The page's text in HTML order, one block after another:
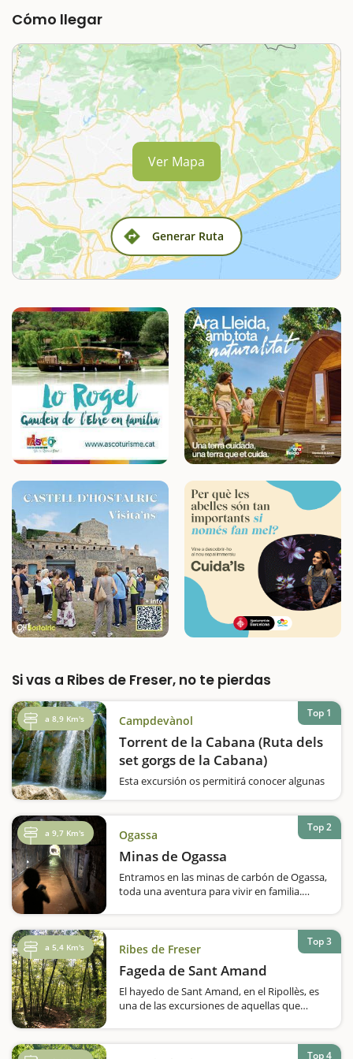
Cómo llegar
Generar Ruta
Ver Mapa
Si vas a Ribes de Freser, no te pierdas
a 8,9 Km's Campdevànol
Torrent de la Cabana (Ruta dels
set gorgs de la Cabana)
Esta excursión os permitirá conocer algunas
ruta os dejará más que satisfechos. Se trata
de seguir el torrente de Estiula,
popularmente conocido como torrente de
la…
Top 1
a 9,7 Km's Ogassa
Minas de Ogassa
Entramos en las minas de carbón de Ogassa,
toda una aventura para vivir en familia.
frontral vemos como era una mina por
dentro.Durante la visita guiada nos explican
Top 2
a 5,4 Km's Ribes de Freser
Fageda de Sant Amand
El hayedo de Sant Amand, en el Ripollès, es
una de las excursiones de aquellas que
muy posible que durante esta excursión
Top 3
Top 4